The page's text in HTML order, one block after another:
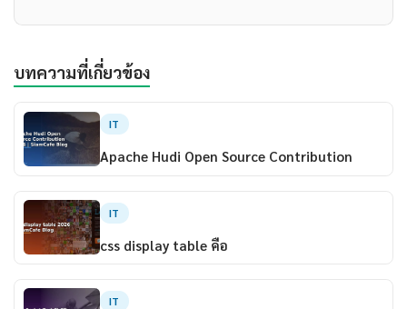
บทความที่เกี่ยวข้อง
IT
Apache Hudi Open Source Contribution
IT
css display table คือ
IT